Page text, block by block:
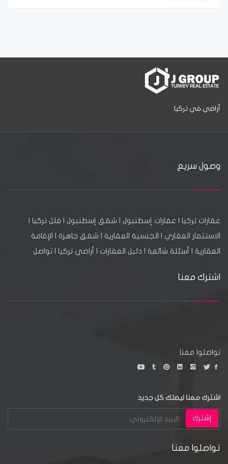
أراضي في تركيا
وصول سريع
عقارات تركيا عقارات إسطنبول شقق إسطنبول فلل تركيا
الاستثمار العقاري
الجنسية العقارية شقق جاهزة
الإقامة
العقارية
أسئلة شائعة دليل العقارات أراضي تركيا تواصل
اشترك معنا
تواصلوا معنا
اشترك معنا ليصلك كل جديد
إشترك
تواصلوا معنا